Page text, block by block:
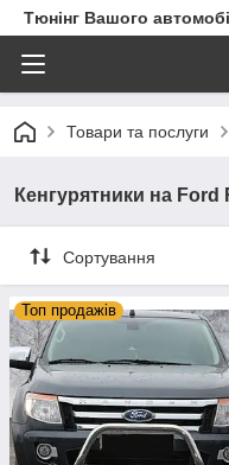
Тюнінг Вашого
Товари та послуги
Кенгурятники на Ford
Сортування
Топ продажів